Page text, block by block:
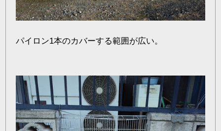
パイロン1本のカバーする範囲が広い。